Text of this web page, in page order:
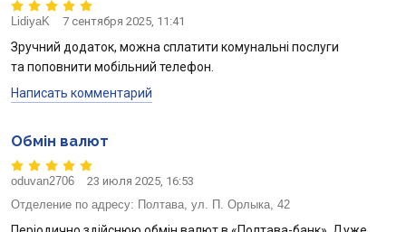
LidiyaK 7 сентября 2025, 11:41
Зручний додаток, можна сплатити комунальні послуги
та поповнити мобільний телефон.
Написать комментарий
Обмін валют
oduvan2706
23 июля 2025, 16:53
Отделение по адресу: Полтава, ул. П. Орлыка, 42